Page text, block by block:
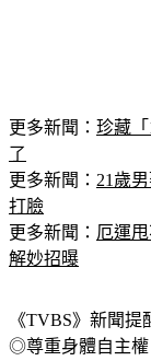
更多新聞： 珍藏
了
更多新聞： 21歲
打臉
更多新聞： 厄運
解妙招曝
《TVBS》新聞提
◎尊重身體自主權